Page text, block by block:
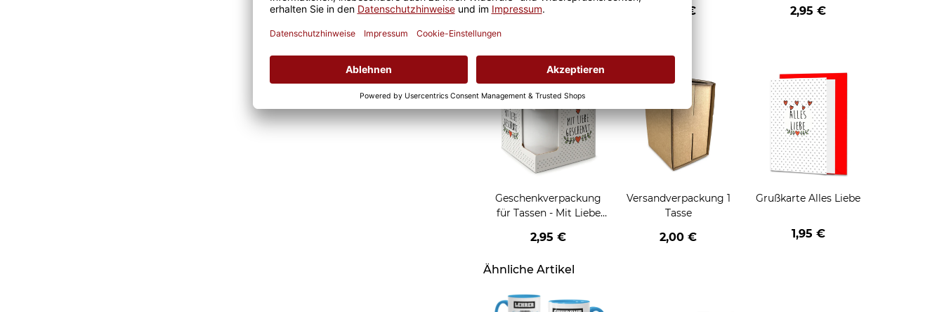
HO - rot
2,95 €
HO - schwarz
2,95 € 2,95 €
Grußkarten zum Verschenken
Geschenkverpackung
für Tassen - Mit Liebe
2,95 €
Versandverpackung 1
Tasse
2,00 €
Grußkarte Alles Liebe
1,95 €
Ähnliche Artikel